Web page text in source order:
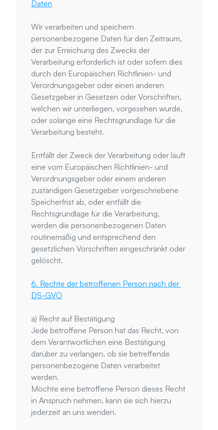
Daten
Wir verarbeiten und speichern
personenbezogene Daten für den Zeitraum,
der zur Erreichung des Zwecks der
Verarbeitung erforderlich ist oder sofern dies
durch den Europäischen Richtlinien- und
Verordnungsgeber oder einen anderen
Gesetzgeber in Gesetzen oder Vorschriften,
welchen wir unterliegen, vorgesehen wurde,
oder solange eine Rechtsgrundlage für die
Verarbeitung besteht.
Entfällt der Zweck der Verarbeitung oder läuft
eine vom Europäischen Richtlinien- und
Verordnungsgeber oder einem anderen
zuständigen Gesetzgeber vorgeschriebene
Speicherfrist ab, oder entfällt die
Rechtsgrundlage für die Verarbeitung,
werden die personenbezogenen Daten
routinemäßig und entsprechend den
gesetzlichen Vorschriften eingeschränkt oder
gelöscht.
6. Rechte der betroffenen Person nach der
DS-GVO
a) Recht auf Bestätigung
Jede betroffene Person hat das Recht, von
dem Verantwortlichen eine Bestätigung
darüber zu verlangen, ob sie betreffende
personenbezogene Daten verarbeitet
werden.
Möchte eine betroffene Person dieses Recht
in Anspruch nehmen, kann sie sich hierzu
jederzeit an uns wenden.